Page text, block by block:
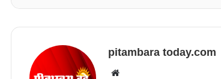
pitambara today.com
Website